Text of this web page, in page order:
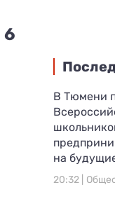
6
В Тюмени
на
20:32 |